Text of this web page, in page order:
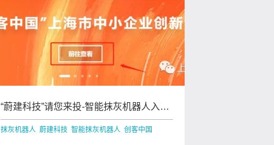
“蔚建科技”请您来投-智能抹灰机器人入围
2021年“创客中国”上海市中小企业创新
抹灰机器人 蔚建科技 智能抹灰机器人 创客中国